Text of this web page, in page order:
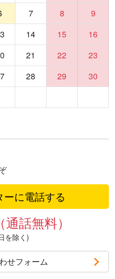
7 8
9
14 15
16
21 22
23
28 29
30
ーに電話する
話無料）
を除く)
せフォーム